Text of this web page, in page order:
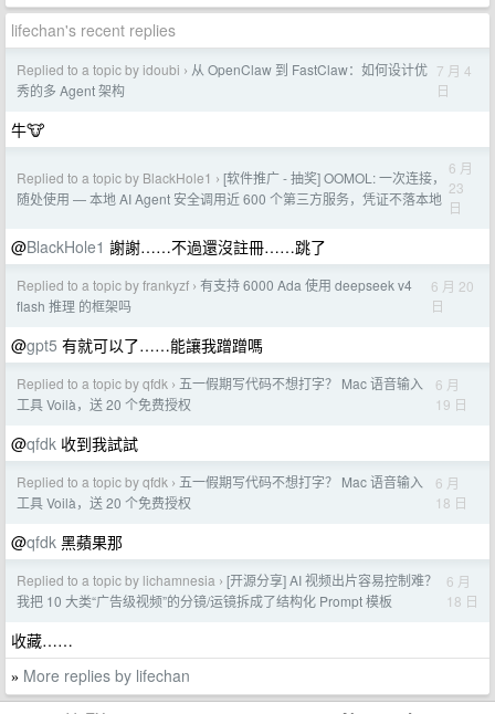
lifechan's recent replies
Replied to a topic by idoubi › 从 OpenClaw 到 FastClaw：如何设计优
秀的多 Agent 架构
7 月 4
日
牛🐮
Replied to a topic by BlackHole1 › [软件推广 - 抽奖] OOMOL: 一次连接，
随处使用 — 本地 AI Agent 安全调用近 600 个第三方服务，凭证不落本地
6 月
23
日
@BlackHole1 謝謝……不過還沒註冊……跳了
Replied to a topic by frankyzf › 有支持 6000 Ada 使用 deepseek v4
flash 推理 的框架吗
6 月 20
日
@gpt5 有就可以了……能讓我蹭蹭嗎
Replied to a topic by qfdk › 五一假期写代码不想打字？ Mac 语音输入
工具 Voilà，送 20 个免费授权
6 月
19 日
@qfdk 收到我試試
Replied to a topic by qfdk › 五一假期写代码不想打字？ Mac 语音输入
工具 Voilà，送 20 个免费授权
6 月
18 日
@qfdk 黑蘋果那
Replied to a topic by lichamnesia › [开源分享] AI 视频出片容易控制难？
我把 10 大类“广告级视频”的分镜/运镜拆成了结构化 Prompt 模板
6 月
18 日
收藏……
» More replies by lifechan